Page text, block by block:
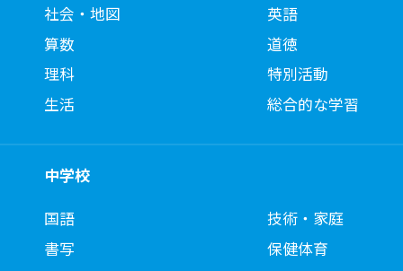
社会・地図
算数
理科
生活
英語
道徳
特別活動
総合的な学習
中学校
国語
書写
技術・家庭
保健体育